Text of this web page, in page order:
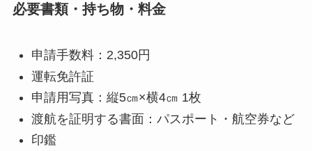
必要書類・持ち物・料金
申請手数料：2,350円
運転免許証
申請用写真：縦5㎝×横4㎝ 1枚
渡航を証明する書面：パスポート・航空券など
印鑑